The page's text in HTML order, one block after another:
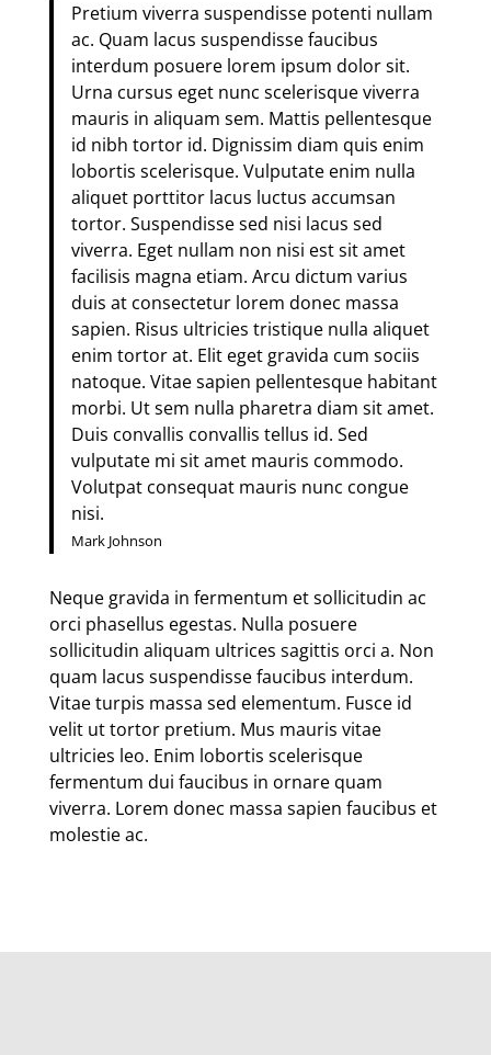
Pretium viverra suspendisse potenti nullam
ac. Quam lacus suspendisse faucibus
interdum posuere lorem ipsum dolor sit.
Urna cursus eget nunc scelerisque viverra
mauris in aliquam sem. Mattis pellentesque
id nibh tortor id. Dignissim diam quis enim
lobortis scelerisque. Vulputate enim nulla
aliquet porttitor lacus luctus accumsan
tortor. Suspendisse sed nisi lacus sed
viverra. Eget nullam non nisi est sit amet
facilisis magna etiam. Arcu dictum varius
duis at consectetur lorem donec massa
sapien. Risus ultricies tristique nulla aliquet
enim tortor at. Elit eget gravida cum sociis
natoque. Vitae sapien pellentesque habitant
morbi. Ut sem nulla pharetra diam sit amet.
Duis convallis convallis tellus id. Sed
vulputate mi sit amet mauris commodo.
Volutpat consequat mauris nunc congue
nisi.
Mark Johnson
Neque gravida in fermentum et sollicitudin ac
orci phasellus egestas. Nulla posuere
sollicitudin aliquam ultrices sagittis orci a. Non
quam lacus suspendisse faucibus interdum.
Vitae turpis massa sed elementum. Fusce id
velit ut tortor pretium. Mus mauris vitae
ultricies leo. Enim lobortis scelerisque
fermentum dui faucibus in ornare quam
viverra. Lorem donec massa sapien faucibus et
molestie ac.